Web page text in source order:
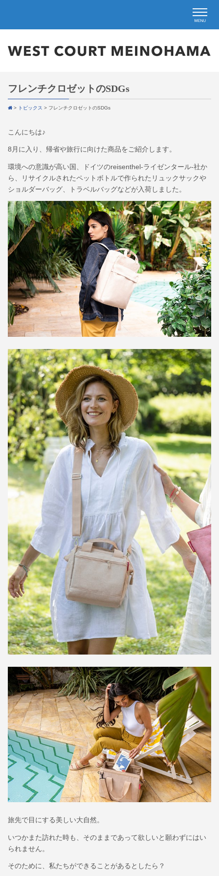
フレンチクロゼットのSDGs
> トピックス > フレンチクロゼットのSDGs
こんにちは♪
8月に入り、帰省や旅行に向けた商品をご紹介します。
環境への意識が高い国、ドイツのreisenthel-ライゼンタール-社か
ら、リサイクルされたペットボトルで作られたリュックサックや
ショルダーバッグ、トラベルバッグなどが入荷しました。
旅先で目にする美しい大自然。
いつかまた訪れた時も、そのままであって欲しいと願わずにはい
られません。
そのために、私たちができることがあるとしたら？